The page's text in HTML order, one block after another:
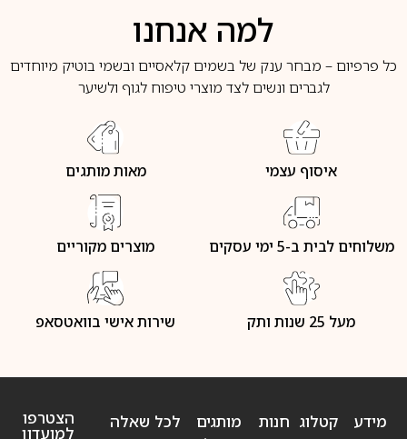
למה אנחנו
כל פרפיום – מבחר ענק של בשמים קלאסיים ובשמי בוטיק מיוחדים
לגברים ונשים לצד מוצרי טיפוח לגוף ולשיער
איסוף עצמי מאות מותגים
משלוחים לבית ב-5 ימי עסקים מוצרים מקוריים
מעל 25 שנות ותק שירות אישי בוואטסאפ
מידע
חנות
קטלוג
מותגים
לכל שאלה הצטרפו
למועדון